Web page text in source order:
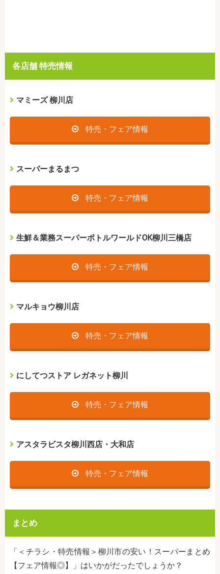
各店舗 特売情報
マミーズ 柳川店
特売・フェア情報
スーパーまるまつ
特売・フェア情報
生鮮＆業務スーパーボトルワールドOK柳川三橋店
特売・フェア情報
マルキョウ柳川店
特売・フェア情報
にしてつストア レガネット柳川
特売・フェア情報
アスタラビスタ柳川西店・大和店
特売・フェア情報
まとめ
「＜チラシ・特売情報＞柳川市の安い！スーパーまとめ
【フェア情報◎】」はいかがだったでしょうか？